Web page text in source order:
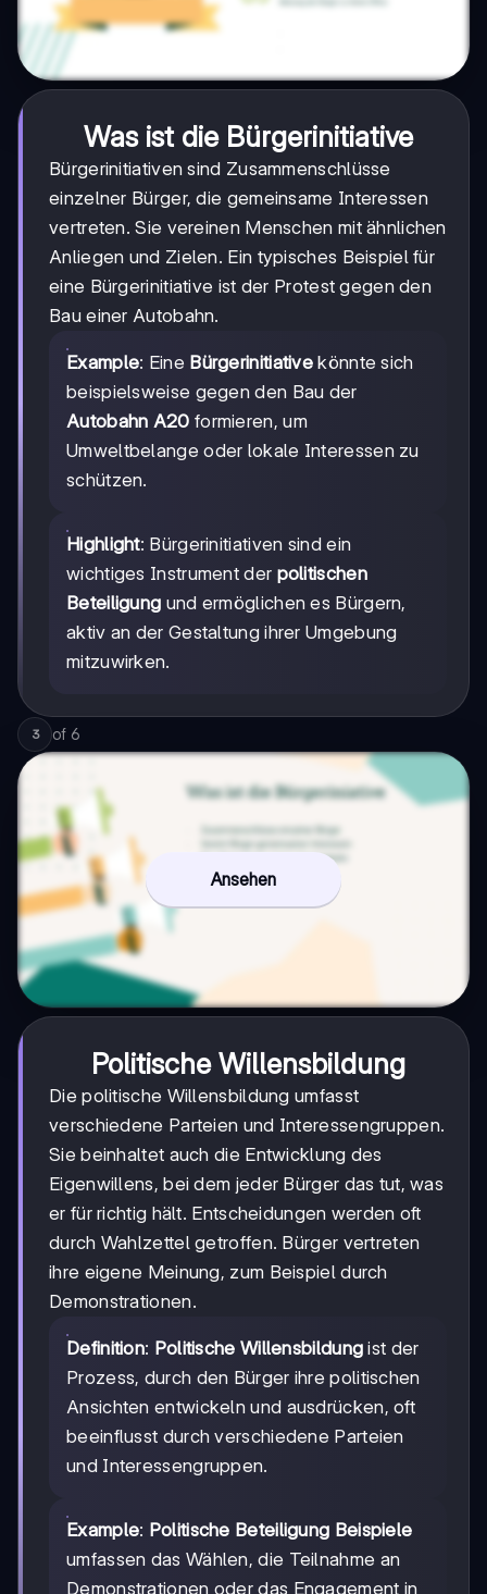
Was ist die Bürgerinitiative
Bürgerinitiativen sind Zusammenschlüsse
einzelner Bürger, die gemeinsame Interessen
vertreten. Sie vereinen Menschen mit ähnlichen
Anliegen und Zielen. Ein typisches Beispiel für
eine Bürgerinitiative ist der Protest gegen den
Bau einer Autobahn.
Example: Eine Bürgerinitiative könnte sich
beispielsweise gegen den Bau der
Autobahn A20 formieren, um
Umweltbelange oder lokale Interessen zu
schützen.
Highlight: Bürgerinitiativen sind ein
wichtiges Instrument der politischen
Beteiligung und ermöglichen es Bürgern,
aktiv an der Gestaltung ihrer Umgebung
mitzuwirken.
3 of 6
Ansehen
Politische Willensbildung
Die politische Willensbildung umfasst
verschiedene Parteien und Interessengruppen.
Sie beinhaltet auch die Entwicklung des
Eigenwillens, bei dem jeder Bürger das tut, was
er für richtig hält. Entscheidungen werden oft
durch Wahlzettel getroffen. Bürger vertreten
ihre eigene Meinung, zum Beispiel durch
Demonstrationen.
Definition: Politische Willensbildung ist der
Prozess, durch den Bürger ihre politischen
Ansichten entwickeln und ausdrücken, oft
beeinflusst durch verschiedene Parteien
und Interessengruppen.
Example: Politische Beteiligung Beispiele
umfassen das Wählen, die Teilnahme an
Demonstrationen oder das Engagement in